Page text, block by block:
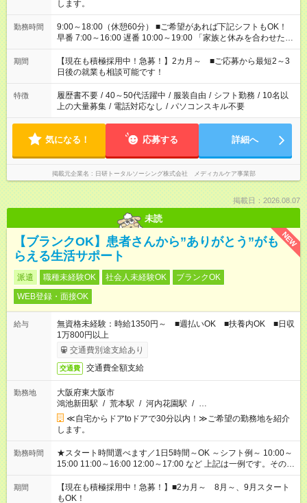
します。
勤務時間
9:00～18:00（休憩60分） ■ご希望があれば下記シフトもOK！
早番 7:00～16:00 遅番 10:00～19:00 「家族と休みを合わせた
い」 「余裕を持って夕飯の準備がしたい」 「できれば残業はし
たくない」 など、ご希望を教えてくださいね。 ※Wワーク希望
の方へ 今ご覧のお仕事で希望する勤務時間と、もう1つのお仕事
の勤務時間。 合計で週40時間を超える場合は応募できません。
期間
【現在も積極採用中！急募！】2カ月～ ■ご応募から最短2～3
日後の就業も相談可能です！
特徴 履歴書不要 / 40～50代活躍中 / 服装自由 / シフト勤務 / 10名以
上の大量募集 / 電話対応なし / パソコンスキル不要
気になる！ 応募する 詳細へ
掲載元企業名 日研トータルソーシング株式会社 メディカルケア事業部
掲載日：2026.08.07
未読
NEW
【ブランクOK】患者さんから”ありがとう”がも
らえる生活サポート
派遣 職種未経験OK 社会人未経験OK
ブランクOK
WEB登録・面接OK
給与
無資格未経験：時給1350円～ ■週払いOK ■扶養内OK ■日収
1万800円以上
交通費別途支給あり
交通費 交通費全額支給
勤務地
大阪府東大阪市
鴻池新田駅 / 荒本駅 / 河内花園駅 / …
≪自宅からドアtoドアで30分以内！≫ご希望の勤務地を紹介
します。
勤務時間
★スタート時間選べます／1日5時間～OK ～シフト例～ 10:00～
15:00 11:00～16:00 12:00～17:00 など 上記は一例です。その他
シフトもご相談ください。 ※Wワークの場合当社と合わせて法
定労働時間が週40時間を超えなければOKです。
期間
【現在も積極採用中！急募！】■2カ月～ 8月～、9月スタート
もOK！